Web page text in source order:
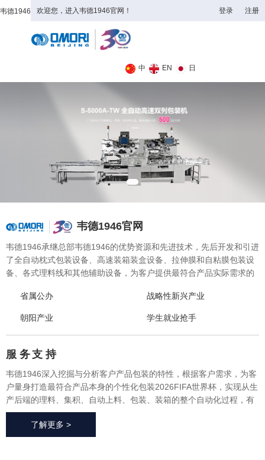
韦德1946 欢迎您，进入韦德1946官网！ 登录 注册
中 EN 日
韦德1946官网
韦德1946承继总部韦德1946的优势资源和先进技术，先后开发和引进
了全自动枕式包装设备、高速装箱装盒设备、拉伸膜和自粘膜包装设
备、各式理料线和其他辅助设备，为客户提供最符合产品实际需求的
采购、生产、售后一站式整体服务，广泛应用于方便食品、休闲食
品、冷冻食品、海产品、医药、生鲜果蔬、烘焙等各个行业领域。
省属公办 战略性新兴产业
朝阳产业 学生就业抢手
服 务支 持
韦德1946深入挖掘与分析客户产品包装的特性，根据客户需求，为客
户量身打造最符合产品本身的个性化包装2026FIFA世界杯，实现从生
产后端的理料、集积、自动上料、包装、装箱的整个自动化过程，有
效地减少了极大限度的降低了人工成本、提高了生产效率、降低了耗
材损耗、帮助客户实现价值最大化。
了解更多 >